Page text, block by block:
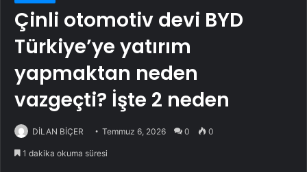
Çinli otomotiv devi BYD
Türkiye’ye yatırım
yapmaktan neden
vazgeçti? İşte 2 neden
DİLAN BİÇER Temmuz 6, 2026 0 0
1 dakika okuma süresi